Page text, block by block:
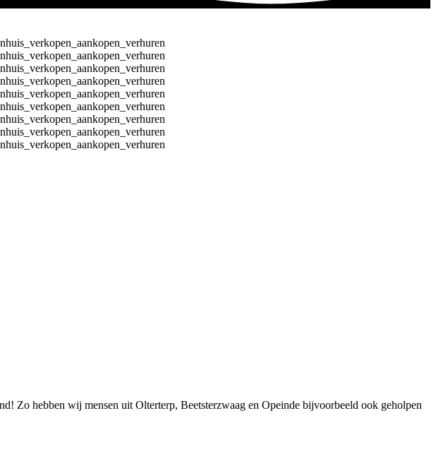
Zo hebben wij mensen uit Olterterp, Beetsterzwaag en Opeinde bijvoorbeeld ook geholpen